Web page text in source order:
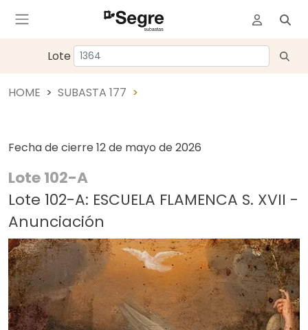
Lote
HOME SUBASTA 177
Fecha de cierre 12 de mayo de 2026
Lote 102-A
Lote 102-A: ESCUELA FLAMENCA S. XVII -
Anunciación